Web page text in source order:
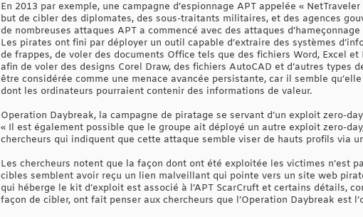
En 2013 par exemple, une campagne d’espionnage APT appelée «
but de cibler des diplomates, des sous-traitants militaires, et des agences
de nombreuses attaques APT a commencé avec des attaques
Les pirates ont fini par déployer un outil capable d’extraire des systèmes
de frappes, de voler des documents Office tels que des fichiers Word, Excel
afin de voler des designs Corel Draw, des fichiers AutoCAD et d’autres
être considérée comme une menace avancée persistante, car il semble
dont les ordinateurs pourraient contenir des informations de valeur.
Operation Daybreak, la campagne de piratage se servant d’un exploit zero-
« Il est également possible que le groupe ait déployé un autre exploit zero-
chercheurs qui indiquent que cette attaque semble viser de hauts profils via
Les chercheurs notent que la façon dont ont été exploitée les victimes n’est
cibles semblent avoir reçu un lien malveillant qui pointe vers un site web
qui héberge le kit d’exploit est associé à l’APT ScarCruft et certains détails,
façon de cibler, ont fait penser aux chercheurs que l’Operation Daybreak est